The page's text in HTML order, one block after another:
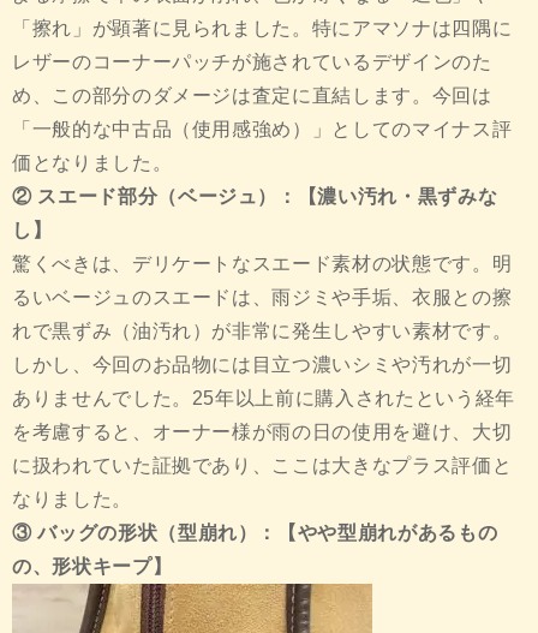
「擦れ」が顕著に見られました。特にアマソナは四隅に
レザーのコーナーパッチが施されているデザインのた
め、この部分のダメージは査定に直結します。今回は
「一般的な中古品（使用感強め）」としてのマイナス評
価となりました。
② スエード部分（ベージュ）：【濃い汚れ・黒ずみな
し】
驚くべきは、デリケートなスエード素材の状態です。明
るいベージュのスエードは、雨ジミや手垢、衣服との擦
れで黒ずみ（油汚れ）が非常に発生しやすい素材です。
しかし、今回のお品物には目立つ濃いシミや汚れが一切
ありませんでした。25年以上前に購入されたという経年
を考慮すると、オーナー様が雨の日の使用を避け、大切
に扱われていた証拠であり、ここは大きなプラス評価と
なりました。
③ バッグの形状（型崩れ）：【やや型崩れがあるもの
の、形状キープ】